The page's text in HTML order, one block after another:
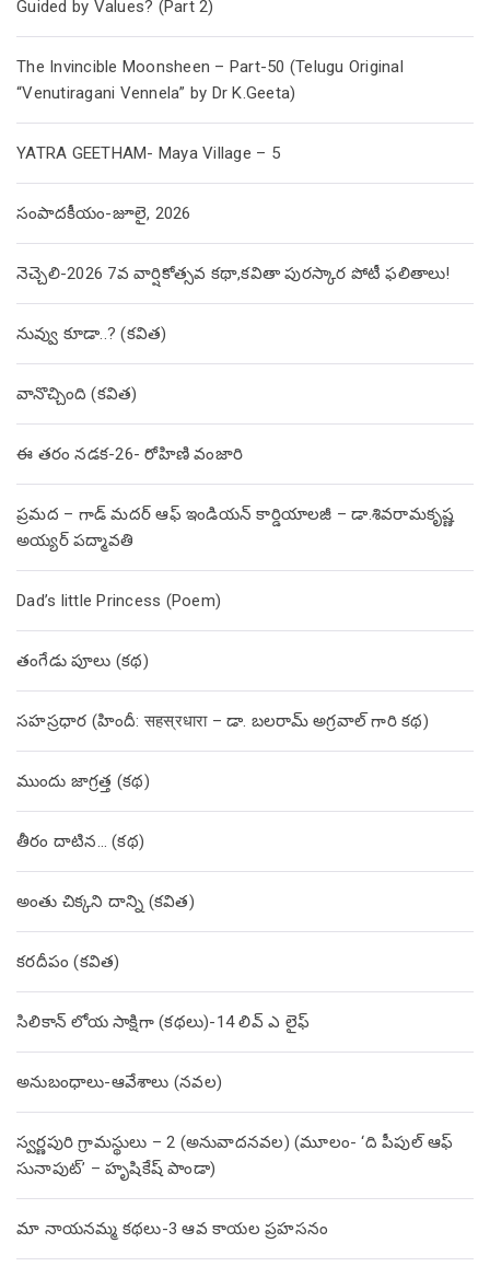
Guided by Values? (Part 2)
The Invincible Moonsheen – Part-50 (Telugu Original
“Venutiragani Vennela” by Dr K.Geeta)
YATRA GEETHAM- Maya Village – 5
సంపాదకీయం-జూలై, 2026
నెచ్చెలి-2026 7వ వార్షికోత్సవ కథా,కవితా పురస్కార పోటీ ఫలితాలు!
నువ్వు కూడా..? (కవిత)
వానొచ్చింది (కవిత)
ఈ తరం నడక-26- రోహిణి వంజారి
ప్రమద – గాడ్ మదర్ ఆఫ్ ఇండియన్ కార్డియాలజీ – డా.శివరామకృష్ణ
అయ్యర్ పద్మావతి
Dad’s little Princess (Poem)
తంగేడు పూలు (క‌థ‌)
సహస్రధార (హిందీ: सहस्रधारा – డా. బలరామ్ అగ్రవాల్ గారి కథ)
ముందు జాగ్రత్త (క‌థ‌)
తీరం దాటిన… (క‌థ‌)
అంతు చిక్కని దాన్ని (కవిత)
కరదీపం (కవిత)
సిలికాన్ లోయ సాక్షిగా (కథలు)-14 లివ్ ఎ లైఫ్
అనుబంధాలు-ఆవేశాలు (నవల)
స్వర్ణపురి గ్రామస్థులు – 2 (అనువాదనవల) (మూలం- ‘ది పీపుల్ ఆఫ్
సునాపుట్’ – హృషికేష్ పాండా)
మా నాయనమ్మ కథలు-3 ఆవ కాయల ప్రహసనం